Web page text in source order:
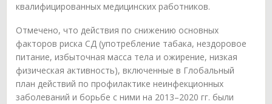
квалифицированных медицинских работников.
Отмечено, что действия по снижению основных
факторов риска СД (употребление табака, нездоровое
питание, избыточная масса тела и ожирение, низкая
физическая активность), включенные в Глобальный
план действий по профилактике неинфекционных
заболеваний и борьбе с ними на 2013–2020 гг. были